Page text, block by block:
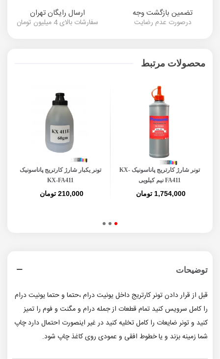
تضمین بازگشت وجه
درصورت عدم رضایت
ارسال رایگان تهران
سفارشات بالای 4 میلیون تومان
محصولات مرتبط
تونر شارژ کارتریج پاناسونیک KX-
FA411 نیم کیلویی
1,754,000 تومان
تونر یکبار شارژ کارتریج پاناسونیک
KX-FA411
210,000 تومان
توضیحات
قبل از قرار دادن تونر کارتریج داخل یونیت درام ،حتما و حتما یونیت درام
را کامل سرویس کنید تمام قطعات از جمله درام و مگنت و فوم را تمیز
کنید و تونر ضایعات را کامل تخلیه کنید در غیر اینصورت احتمال دارد چاپ
شما زمینه بزند و یا خطوط افقی و عمودی روی کاغذ چاپ شود.